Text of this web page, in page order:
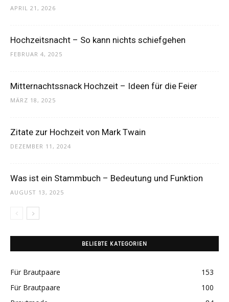
APRIL 21, 2026
Hochzeitsnacht – So kann nichts schiefgehen
FEBRUAR 4, 2025
Mitternachtssnack Hochzeit – Ideen für die Feier
MÄRZ 18, 2025
Zitate zur Hochzeit von Mark Twain
DEZEMBER 11, 2024
Was ist ein Stammbuch – Bedeutung und Funktion
AUGUST 13, 2025
BELIEBTE KATEGORIEN
Für Brautpaare
153
Für Brautpaare
100